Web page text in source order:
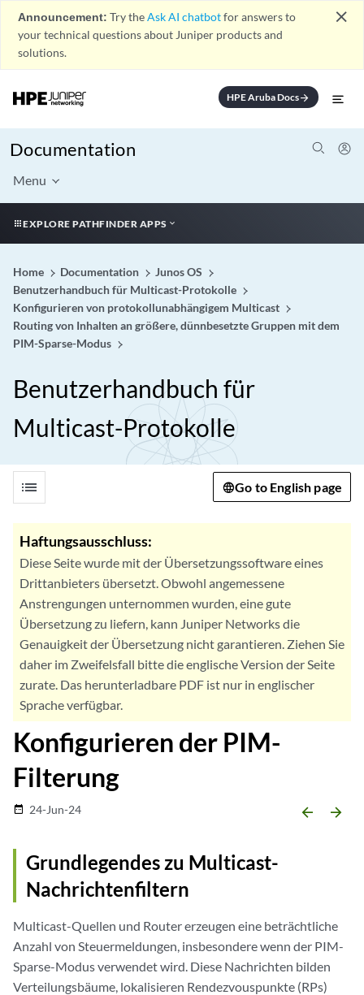
Announcement: Try theAsk AI chatbotfor answers to
your technical questions about Juniper products and
solutions.
close
HPE Aruba Docsarrow_forward
Documentation
Menu
EXPLORE PATHFINDER APPS
Home Documentation
Junos OS
Benutzerhandbuch für Multicast-Protokolle
Konfigurieren von protokollunabhängigem Multicast
Routing von Inhalten an größere, dünnbesetzte Gruppen mit dem
PIM-Sparse-Modus
Benutzerhandbuch für
Multicast-Protokolle
list Go to English page
Haftungsausschluss:
Diese Seite wurde mit der Übersetzungssoftware eines
Drittanbieters übersetzt. Obwohl angemessene
Anstrengungen unternommen wurden, eine gute
Übersetzung zu liefern, kann Juniper Networks die
Genauigkeit der Übersetzung nicht garantieren. Ziehen Sie
daher im Zweifelsfall bitte die englische Version der Seite
zurate. Das herunterladbare PDF ist nur in englischer
Sprache verfügbar.
Konfigurieren der PIM-
Filterung
date_range 24-Jun-24 arrow_backward arrow_forward
Grundlegendes zu Multicast-
Nachrichtenfiltern
Multicast-Quellen und Router erzeugen eine beträchtliche
Anzahl von Steuermeldungen, insbesondere wenn der PIM-
Sparse-Modus verwendet wird. Diese Nachrichten bilden
Verteilungsbäume, lokalisieren Rendezvouspunkte (RPs)